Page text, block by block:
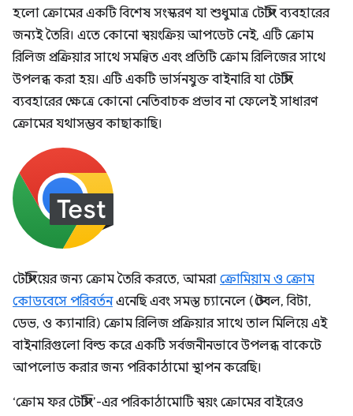
হলো ক্রোমের একটি বিশেষ সংস্করণ যা শুধুমাত্র টেস্টিং ব্যবহারের
জন্যই তৈরি। এতে কোনো স্বয়ংক্রিয় আপডেট নেই, এটি ক্রোম
রিলিজ প্রক্রিয়ার সাথে সমন্বিত এবং প্রতিটি ক্রোম রিলিজের সাথে
উপলব্ধ করা হয়। এটি একটি ভার্সনযুক্ত বাইনারি যা টেস্টিং
ব্যবহারের ক্ষেত্রে কোনো নেতিবাচক প্রভাব না ফেলেই সাধারণ
ক্রোমের যথাসম্ভব কাছাকাছি।
টেস্টিংয়ের জন্য ক্রোম তৈরি করতে, আমরা ক্রোমিয়াম ও ক্রোম
কোডবেসে পরিবর্তনএনেছি এবং সমস্ত চ্যানেলে (স্টেবল, বিটা,
ডেভ, ও ক্যানারি) ক্রোম রিলিজ প্রক্রিয়ার সাথে তাল মিলিয়ে এই
বাইনারিগুলো বিল্ড করে একটি সর্বজনীনভাবে উপলব্ধ বাকেটে
আপলোড করার জন্য পরিকাঠামো স্থাপন করেছি।
‘ক্রোম ফর টেস্টিং’-এর পরিকাঠামোটি স্বয়ং ক্রোমের বাইরেও